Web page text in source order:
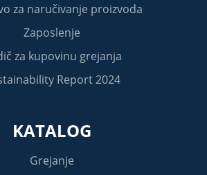
za naručivanje proizvoda
Zaposlenje
za kupovinu grejanja
Report 2024
KATALOG
Grejanje